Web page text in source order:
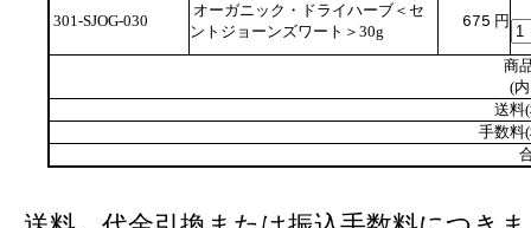
301-SJOG-030
オーガニック・ドライハーブ＜セ
ントジョーンズワート＞30g
675 円
商
(
送料
手数料